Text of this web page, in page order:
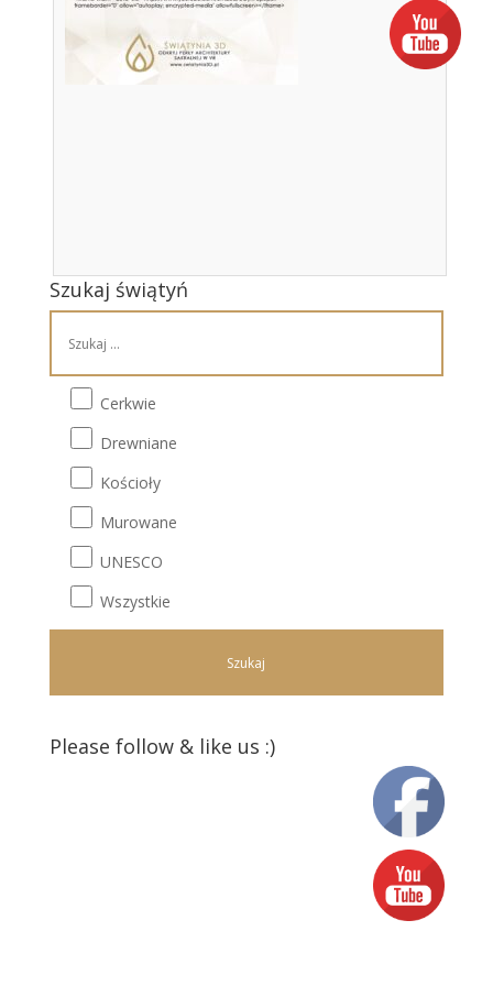
Szukaj świątyń
Cerkwie
Drewniane
Kościoły
Murowane
UNESCO
Wszystkie
Please follow & like us :)